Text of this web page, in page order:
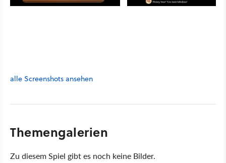
alle Screenshots ansehen
Themengalerien
Zu diesem Spiel gibt es noch keine Bilder.